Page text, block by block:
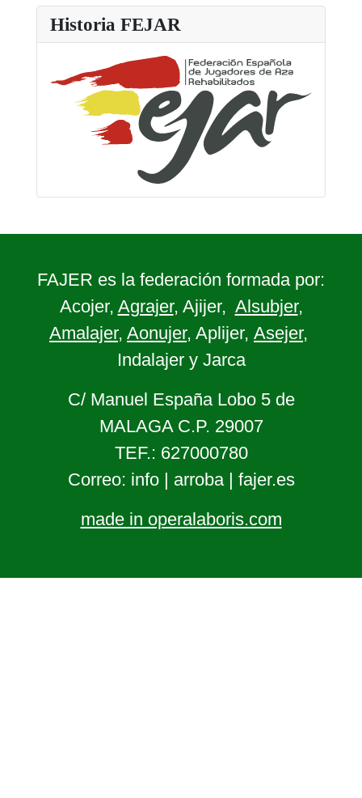
Historia FEJAR
FAJER es la federación formada por:
Acojer, Agrajer, Ajijer, Alsubjer,
Amalajer, Aonujer, Aplijer, Asejer,
Indalajer y Jarca
C/ Manuel España Lobo 5 de
MALAGA C.P. 29007
TEF.: 627000780
Correo: info | arroba | fajer.es
made in operalaboris.com